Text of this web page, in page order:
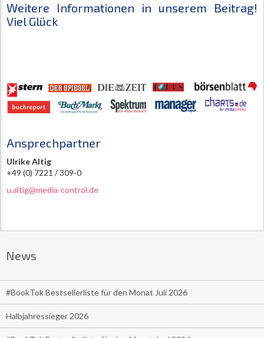
Weitere Informationen in unserem Beitrag!
Viel Glück
Ansprechpartner
Ulrike Altig
+49 (0) 7221 / 309-0
u.altig@media-control.de
News
#BookTok Bestsellerliste für den Monat Juli 2026
Halbjahressieger 2026